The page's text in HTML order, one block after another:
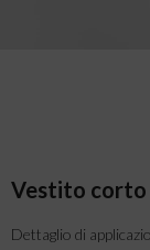
Vestito corto
Dettaglio di